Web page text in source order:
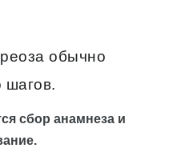
обычно
шагов.
сбор анамнеза и